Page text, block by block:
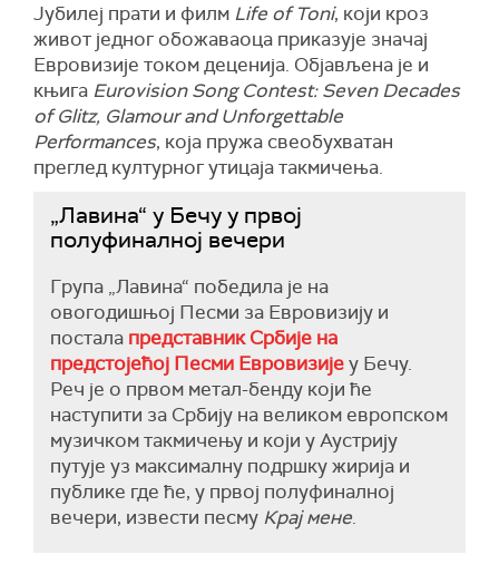
Јубилеј прати и филм Life of Toni, који кроз
живот једног обожаваоца приказује значај
Евровизије током деценија. Објављена је и
књига Eurovision Song Contest: Seven Decades
of Glitz, Glamour and Unforgettable
Performances, која пружа свеобухватан
преглед културног утицаја такмичења.
„Лавина“ у Бечу у првој
полуфиналној вечери
Група „Лавина“ победила је на
овогодишњој Песми за Евровизију и
постала представник Србије на
предстојећој Песми Евровизијеу Бечу.
Реч је о првом метал-бенду који ће
наступити за Србију на великом европском
музичком такмичењу и који у Аустрију
путује уз максималну подршку жирија и
публике где ће, у првој полуфиналној
вечери, извести песму Крај мене.